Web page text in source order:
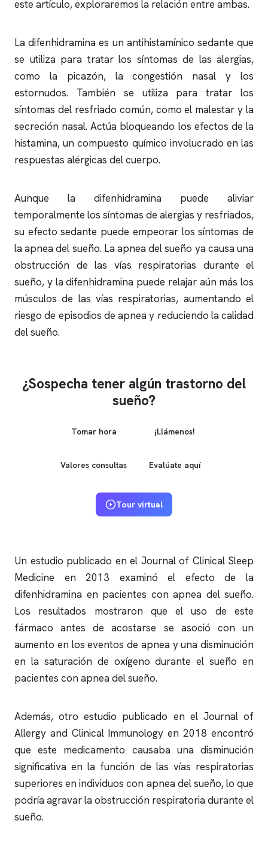
este artículo, exploraremos la relación entre ambas.
La difenhidramina es un antihistamínico sedante que
se utiliza para tratar los síntomas de las alergias,
como la picazón, la congestión nasal y los
estornudos. También se utiliza para tratar los
síntomas del resfriado común, como el malestar y la
secreción nasal. Actúa bloqueando los efectos de la
histamina, un compuesto químico involucrado en las
respuestas alérgicas del cuerpo.
Aunque la difenhidramina puede aliviar
temporalmente los síntomas de alergias y resfriados,
su efecto sedante puede empeorar los síntomas de
laapnea del sueño. Laapnea del sueño ya causa una
obstrucción de las vías respiratorias durante el
sueño, y la difenhidramina puede relajar aún más los
músculos de las vías respiratorias, aumentando el
riesgo de episodios de apneay reduciendo la calidad
del sueño.
¿Sospecha tener algún trastorno del
sueño?
Tomar hora ¡Llámenos!
Valores consultas Evalúate aquí
Tour virtual
Un estudio publicado en el Journal of Clinical Sleep
Medicine en 2013 examinó el efecto de la
difenhidramina en pacientes con apnea del sueño.
Los resultados mostraron que el uso de este
fármaco antes de acostarse se asoció con un
aumento en los eventos de apneay una disminución
en la saturación de oxígeno durante el sueño en
pacientes conapnea del sueño.
Además, otro estudio publicado en el Journal of
Allergy and Clinical Immunology en 2018 encontró
que este medicamento causaba una disminución
significativa en la función de las vías respiratorias
superiores en individuos con apnea del sueño, lo que
podría agravar la obstrucción respiratoria durante el
sueño.